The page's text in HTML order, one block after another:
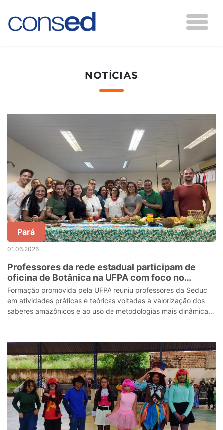
NOTÍCIAS
Pará
01.06.2026
Professores da rede estadual participam de
oficina de Botânica na UFPA com foco no
território amazônico
Formação promovida pela UFPA reuniu professores da Seduc
em atividades práticas e teóricas voltadas à valorização dos
saberes amazônicos e ao uso de metodologias mais dinâmicas